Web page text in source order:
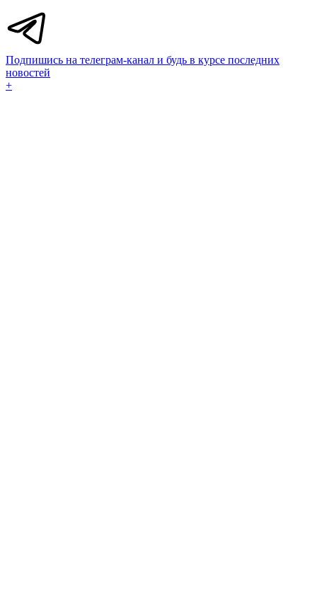
Подпишись на телеграм-канал и будь в курсе последних
новостей
+